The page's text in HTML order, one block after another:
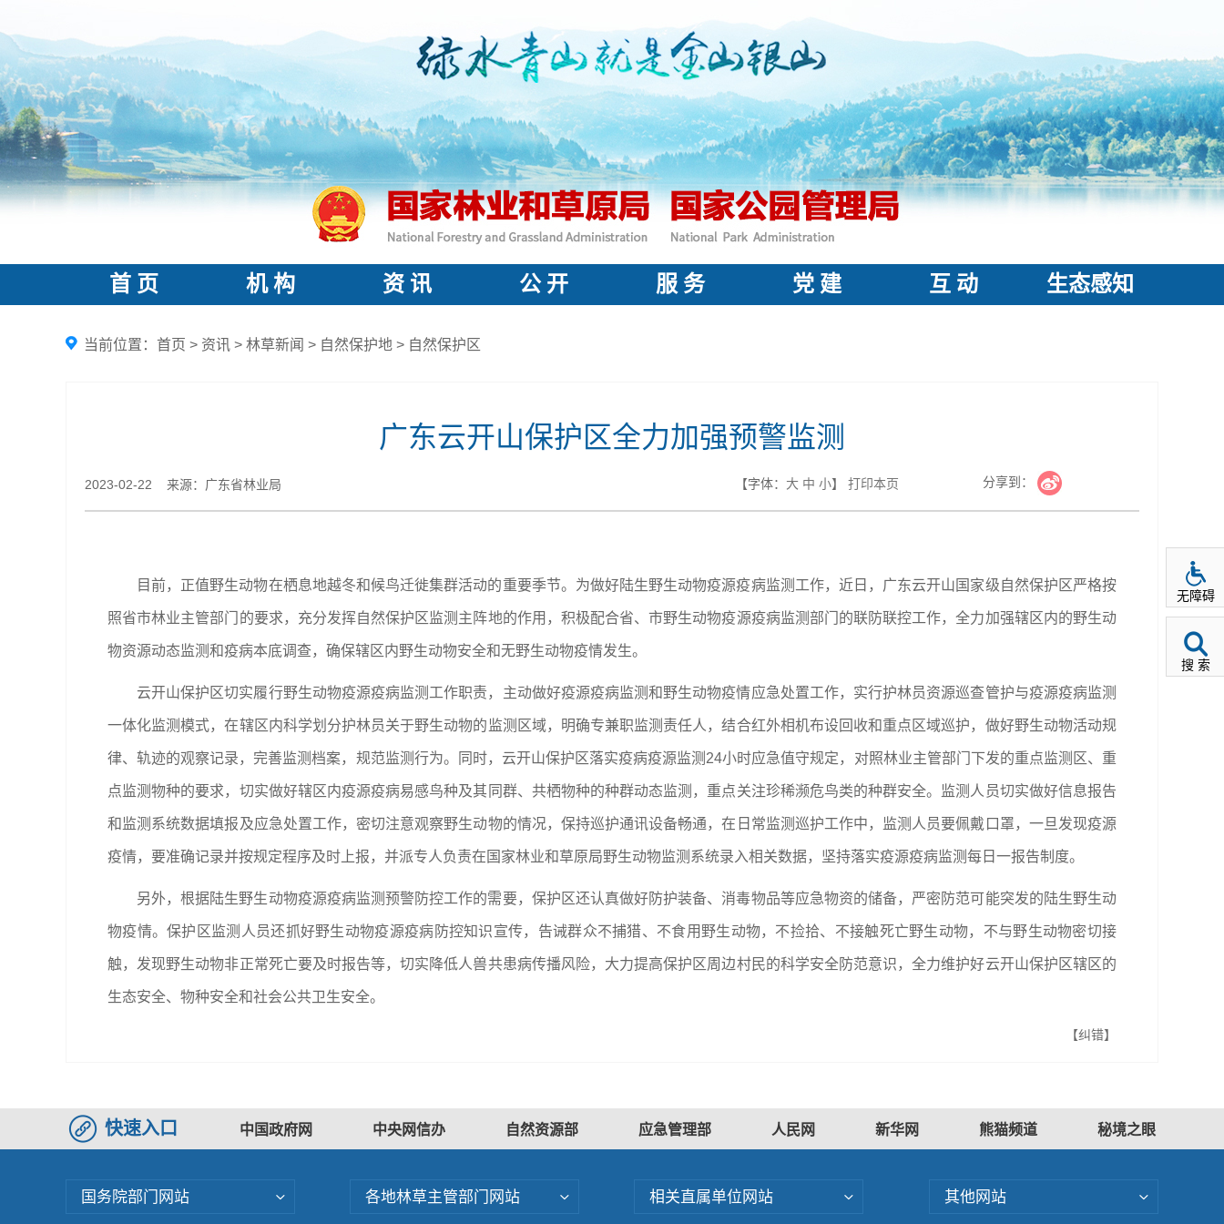
首 页 机 构 资 讯 公 开 服 务 党 建 互 动 生态感知
当前位置： 首页 > 资讯 > 林草新闻 > 自然保护地 > 自然保护区
广东云开山保护区全力加强预警监测
2023-02-22 来源：广东省林业局 【字体： 大 中 小】 打印本页 分享到：
目前，正值野生动物在栖息地越冬和候鸟迁徙集群活动的重要季节。为做好陆生野生动物疫源疫病监测工作，近日，广东云开山国家级自然保护区严格按
照省市林业主管部门的要求，充分发挥自然保护区监测主阵地的作用，积极配合省、市野生动物疫源疫病监测部门的联防联控工作，全力加强辖区内的野生动
物资源动态监测和疫病本底调查，确保辖区内野生动物安全和无野生动物疫情发生。
云开山保护区切实履行野生动物疫源疫病监测工作职责，主动做好疫源疫病监测和野生动物疫情应急处置工作，实行护林员资源巡查管护与疫源疫病监测
一体化监测模式，在辖区内科学划分护林员关于野生动物的监测区域，明确专兼职监测责任人，结合红外相机布设回收和重点区域巡护，做好野生动物活动规
律、轨迹的观察记录，完善监测档案，规范监测行为。同时，云开山保护区落实疫病疫源监测24小时应急值守规定，对照林业主管部门下发的重点监测区、重
点监测物种的要求，切实做好辖区内疫源疫病易感鸟种及其同群、共栖物种的种群动态监测，重点关注珍稀濒危鸟类的种群安全。监测人员切实做好信息报告
和监测系统数据填报及应急处置工作，密切注意观察野生动物的情况，保持巡护通讯设备畅通，在日常监测巡护工作中，监测人员要佩戴口罩，一旦发现疫源
疫情，要准确记录并按规定程序及时上报，并派专人负责在国家林业和草原局野生动物监测系统录入相关数据，坚持落实疫源疫病监测每日一报告制度。
另外，根据陆生野生动物疫源疫病监测预警防控工作的需要，保护区还认真做好防护装备、消毒物品等应急物资的储备，严密防范可能突发的陆生野生动
物疫情。保护区监测人员还抓好野生动物疫源疫病防控知识宣传，告诫群众不捕猎、不食用野生动物，不捡拾、不接触死亡野生动物，不与野生动物密切接
触，发现野生动物非正常死亡要及时报告等，切实降低人兽共患病传播风险，大力提高保护区周边村民的科学安全防范意识，全力维护好云开山保护区辖区的
生态安全、物种安全和社会公共卫生安全。
【纠错】
快速入口 中国政府网 中央网信办 自然资源部 应急管理部 人民网 新华网 熊猫频道 秘境之眼
国务院部门网站 各地林草主管部门网站 相关直属单位网站 其他网站
无障碍
搜 索